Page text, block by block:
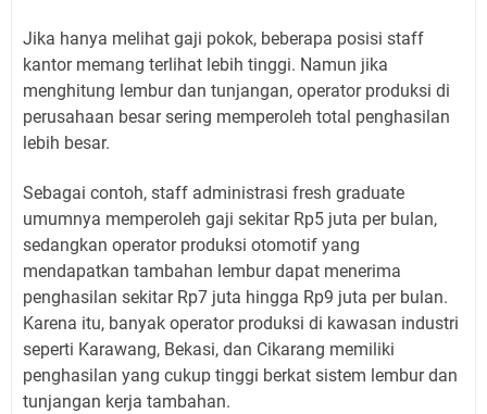
Jika hanya melihat gaji pokok, beberapa posisi staff
kantor memang terlihat lebih tinggi. Namun jika
menghitung lembur dan tunjangan, operator produksi di
perusahaan besar sering memperoleh total penghasilan
lebih besar.
Sebagai contoh, staff administrasi fresh graduate
umumnya memperoleh gaji sekitar Rp5 juta per bulan,
sedangkan operator produksi otomotif yang
mendapatkan tambahan lembur dapat menerima
penghasilan sekitar Rp7 juta hingga Rp9 juta per bulan.
Karena itu, banyak operator produksi di kawasan industri
seperti Karawang, Bekasi, dan Cikarang memiliki
penghasilan yang cukup tinggi berkat sistem lembur dan
tunjangan kerja tambahan.